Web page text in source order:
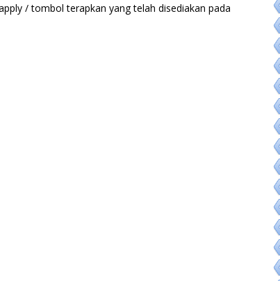
/ tombol terapkan yang telah disediakan pada